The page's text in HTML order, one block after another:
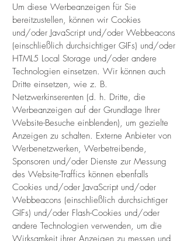
Um diese Werbeanzeigen für Sie
bereitzustellen, können wir Cookies
und/oder JavaScript und/oder Webbeacons
(einschließlich durchsichtiger GIFs) und/oder
HTML5 Local Storage und/oder andere
Technologien einsetzen. Wir können auch
Dritte einsetzen, wie z. B.
Netzwerkinserenten (d. h. Dritte, die
Werbeanzeigen auf der Grundlage Ihrer
Website-Besuche einblenden), um gezielte
Anzeigen zu schalten. Externe Anbieter von
Werbenetzwerken, Werbetreibende,
Sponsoren und/oder Dienste zur Messung
des Website-Traffics können ebenfalls
Cookies und/oder JavaScript und/oder
Webbeacons (einschließlich durchsichtiger
GIFs) und/oder Flash-Cookies und/oder
andere Technologien verwenden, um die
Wirksamkeit ihrer Anzeigen zu messen und